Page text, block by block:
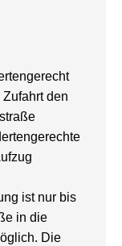
den
ist nur bis
in die
Die